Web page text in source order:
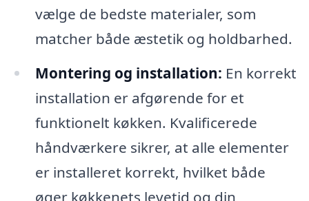
vælge de bedste materialer, som
matcher både æstetik og holdbarhed.
Montering og installation: En korrekt
installation er afgørende for et
funktionelt køkken. Kvalificerede
håndværkere sikrer, at alle elementer
er installeret korrekt, hvilket både
øger køkkenets levetid og din